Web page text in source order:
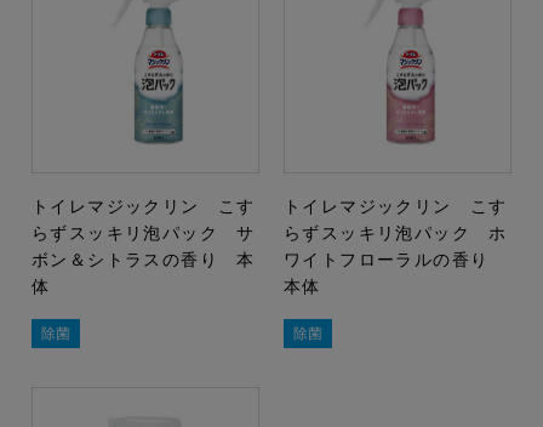
トイレマジックリン こす
らずスッキリ泡パック サ
ボン＆シトラスの香り 本
体
除菌
トイレマジックリン こす
らずスッキリ泡パック ホ
ワイトフローラルの香り
本体
除菌